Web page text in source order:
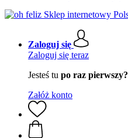
Zaloguj się
Zaloguj się teraz
Jesteś tu po raz pierwszy?
Załóż konto